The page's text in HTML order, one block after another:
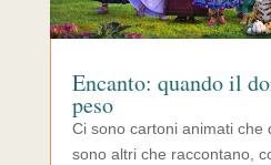
Encanto: quando il
peso
Ci sono cartoni animati che
sono altri che raccontano,